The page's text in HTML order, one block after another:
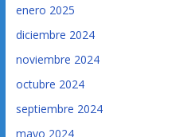
enero 2025
diciembre 2024
noviembre 2024
octubre 2024
septiembre 2024
mayo 2024